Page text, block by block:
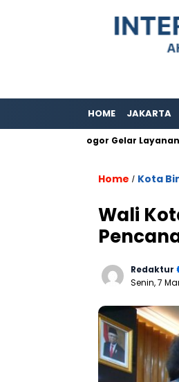
HOME JAKARTA
Bogor Gelar Layanan 80 Jam
Home / Kota
Wali
Redaktur
Senin, 7